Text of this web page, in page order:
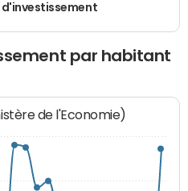
d'investissement
par habitant
de l'Economie)